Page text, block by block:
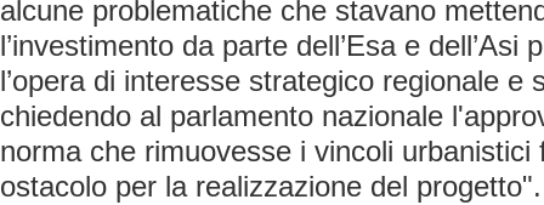
alcune problematiche che stavano
l’investimento da parte dell’Esa e dell’Asi
l’opera di interesse strategico regionale e
chiedendo al parlamento nazionale
norma che rimuovesse i vincoli urbanistici
ostacolo per la realizzazione del progetto".